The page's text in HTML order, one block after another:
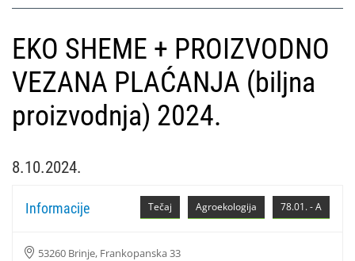
EKO SHEME + PROIZVODNO
VEZANA PLAĆANJA (biljna
proizvodnja) 2024.
8.10.2024.
78.01. - A
Agroekologija
Tečaj
Informacije
53260 Brinje, Frankopanska 33